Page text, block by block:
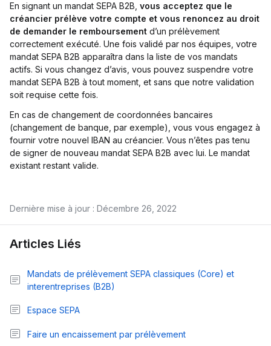
En signant un mandat SEPA B2B, vous acceptez que le
créancier prélève votre compte et vous renoncez au droit
de demander le remboursement d’un prélèvement
correctement exécuté. Une fois validé par nos équipes, votre
mandat SEPA B2B apparaîtra dans la liste de vos mandats
actifs. Si vous changez d’avis, vous pouvez suspendre votre
mandat SEPA B2B à tout moment, et sans que notre validation
soit requise cette fois.
En cas de changement de coordonnées bancaires
(changement de banque, par exemple), vous vous engagez à
fournir votre nouvel IBAN au créancier. Vous n’êtes pas tenu
de signer de nouveau mandat SEPA B2B avec lui. Le mandat
existant restant valide.
Dernière mise à jour : Décembre 26, 2022
Articles Liés
Mandats de prélèvement SEPA classiques (Core) et
interentreprises (B2B)
Espace SEPA
Faire un encaissement par prélèvement